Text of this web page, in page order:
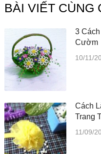
BÀI VIẾT CÙNG
3
Cườm
10/11/
Cách
Trang
11/09/